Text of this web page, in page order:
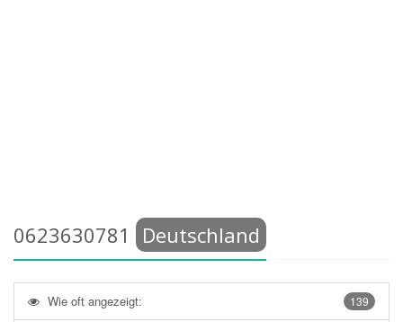
0623630781 Deutschland
139
Wie oft angezeigt: